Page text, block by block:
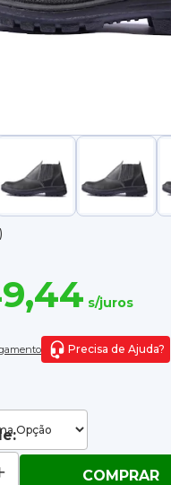
s/juros
Precisa de Ajuda?
COMPRAR